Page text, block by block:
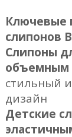
Ключевые
слипонов
Слипоны
объемным
стильный
дизайн
Детские